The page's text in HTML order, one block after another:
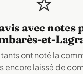
avec notes
et-
ont noté la
encore laissé de